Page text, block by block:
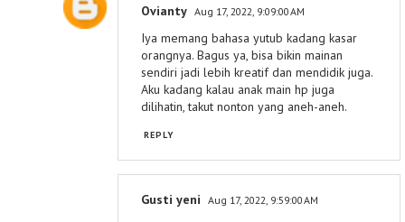
Ovianty Aug 17, 2022, 9:09:00 AM
Iya memang bahasa yutub kadang kasar
orangnya. Bagus ya, bisa bikin mainan
sendiri jadi lebih kreatif dan mendidik juga.
Aku kadang kalau anak main hp juga
dilihatin, takut nonton yang aneh-aneh.
REPLY
Gusti yeni Aug 17, 2022, 9:59:00 AM